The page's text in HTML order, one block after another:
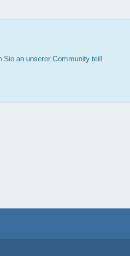
Sie an unserer Community teil!